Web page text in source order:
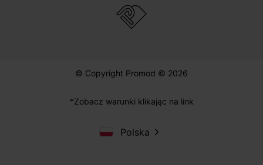
© Copyright Promod © 2026
*Zobacz warunki klikając na link
Polska